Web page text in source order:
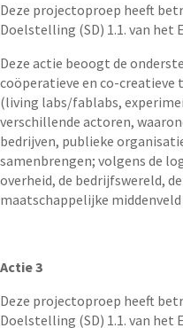
Deze projectoproep heeft
Doelstelling (SD) 1.1. van het
Deze actie beoogt de
coöperatieve en co-
(living labs/fablabs,
verschillende actoren,
bedrijven, publieke
samenbrengen; volgens de
overheid, de bedrijfswereld,
maatschappelijke
Actie 3
Deze projectoproep heeft
Doelstelling (SD) 1.1. van het